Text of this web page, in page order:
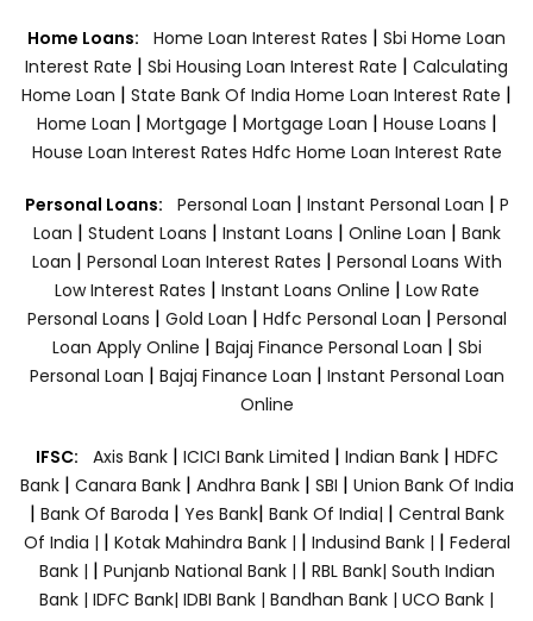
Home Loans: Home Loan Interest Rates | Sbi Home Loan
Interest Rate | Sbi Housing Loan Interest Rate | Calculating
Home Loan | State Bank Of India Home Loan Interest Rate |
Home Loan | Mortgage | Mortgage Loan | House Loans |
House Loan Interest Rates Hdfc Home Loan Interest Rate
Personal Loans: Personal Loan | Instant Personal Loan | P
Loan | Student Loans | Instant Loans | Online Loan | Bank
Loan | Personal Loan Interest Rates | Personal Loans With
Low Interest Rates | Instant Loans Online | Low Rate
Personal Loans | Gold Loan | Hdfc Personal Loan | Personal
Loan Apply Online | Bajaj Finance Personal Loan | Sbi
Personal Loan | Bajaj Finance Loan | Instant Personal Loan
Online
IFSC: Axis Bank | ICICI Bank Limited | Indian Bank | HDFC
Bank| Canara Bank | Andhra Bank| SBI | Union Bank Of India
| Bank Of Baroda | Yes Bank| Bank Of India| | Central Bank
Of India | | Kotak Mahindra Bank | | Indusind Bank | | Federal
Bank | | Punjanb National Bank | | RBL Bank| South Indian
Bank | IDFC Bank| IDBI Bank | Bandhan Bank | UCO Bank |